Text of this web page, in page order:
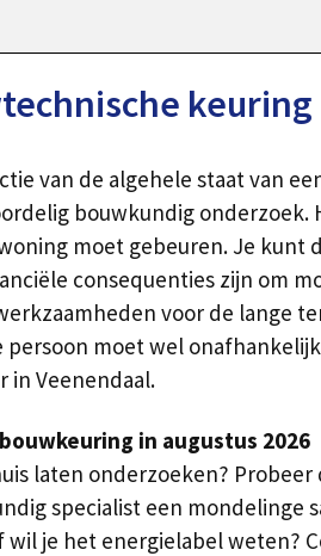
van de algehele staat van
bouwkundig
moet gebeuren. Je
consequenties zijn om
voor de lange
persoon moet wel
in Veenendaal.
in augustus 2026
laten onderzoeken?
specialist een mondelinge
je het energielabel weten?